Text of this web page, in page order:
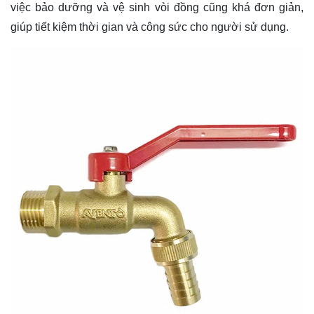
việc bảo dưỡng và vệ sinh vòi đồng cũng khá đơn giản,
giúp tiết kiệm thời gian và công sức cho người sử dụng.